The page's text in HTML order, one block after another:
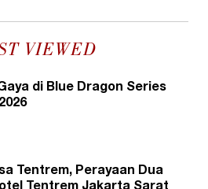
VIEWED
di Blue Dragon Series
Tentrem, Perayaan Dua